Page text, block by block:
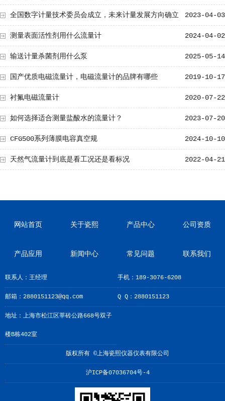
2023-04-03
全国数字计量技术委员会成立，未来计量发展方向确立
2024-04-02
测量表面活性剂用什么流量计
2025-05-14
输送计量杀菌剂用什么泵
2019-10-17
国产优质电磁流量计，电磁流量计的品牌有哪些
2020-07-22
衬氟电磁流量计
2023-07-20
如何选择适合测量盐酸水的流量计？
2024-10-10
CFG500系列薄膜电容真空规
2022-04-21
天然气流量计到底是看工况还是看标况
网站首页 关于瓷熙 产品中心 公司资质
产品应用 新闻中心 常见问题 联系我们
联系人：王经理 手机：189-3076-6208
邮箱：2880151123@qq.com Q Q：2880151123
地址：上海市松江区莘砖公路668号双子
楼B栋402室
版权所有 ©上海瓷熙仪器仪表有限公司
沪ICP备07036704号-4